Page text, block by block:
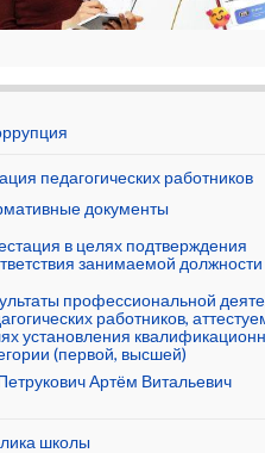
педагогических работников
документы
в целях подтверждения
занимаемой должности
профессиональной
работников,
установления
(первой, высшей)
Артём Витальевич
школы